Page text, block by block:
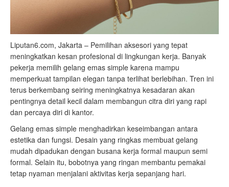
Liputan6.com, Jakarta – Pemilihan aksesori yang tepat
meningkatkan kesan profesional di lingkungan kerja. Banyak
pekerja memilih gelang emas simple karena mampu
memperkuat tampilan elegan tanpa terlihat berlebihan. Tren ini
terus berkembang seiring meningkatnya kesadaran akan
pentingnya detail kecil dalam membangun citra diri yang rapi
dan percaya diri di kantor.
Gelang emas simple menghadirkan keseimbangan antara
estetika dan fungsi. Desain yang ringkas membuat gelang
mudah dipadukan dengan busana kerja formal maupun semi
formal. Selain itu, bobotnya yang ringan membantu pemakai
tetap nyaman menjalani aktivitas kerja sepanjang hari.